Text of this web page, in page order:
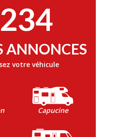
ANNONCES
votre véhicule
Capucine